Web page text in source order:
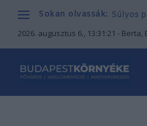
Sokan olvassák: Súlyos
2026. augusztus 6., 13:31:22 - Berta,